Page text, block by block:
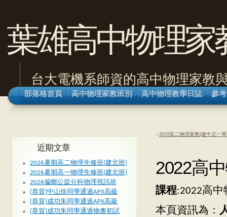
葉雄高中物理家
台大電機系師資的高中物理家教
部落格首頁 高中物理家教班別 高中物理教學日誌 參
« 2019高二物理家教(建中北一
2022高
課程:2022高
本頁資訊為：
近期文章
2026暑期高二物理先修班(建北班)
2026暑期高一物理先修班(建北班)
2026偏鄉公益分科物理視訊班
[恭賀]中山徐同學通過APX高級
[恭賀]成功朱同學通過APX高級
[恭賀]成功朱同學通過物奧初試